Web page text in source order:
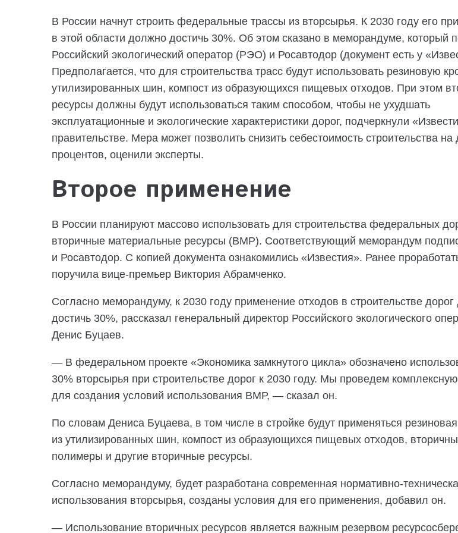
В России начнут строить федеральные трассы из вторсырья. К 2030 году его
в этой области должно достичь 30%. Об этом сказано в меморандуме, который
Российский экологический оператор (РЭО) и Росавтодор (документ есть у
Предполагается, что для строительства трасс будут использовать резиновую
утилизированных шин, компост из образующихся пищевых отходов. При этом
ресурсы должны будут использоваться таким способом, чтобы не ухудшать
эксплуатационные и экологические характеристики дорог, подчеркнули
правительстве. Мера может позволить снизить себестоимость строительства на
процентов, оценили эксперты.
Второе применение
В России планируют массово использовать для строительства федеральных
вторичные материальные ресурсы (ВМР). Соответствующий меморандум
и Росавтодор. С копией документа ознакомились «Известия». Ранее
поручила вице-премьер Виктория Абрамченко.
Согласно меморандуму, к 2030 году применение отходов в строительстве
достичь 30%, рассказал генеральный директор Российского экологического
Денис Буцаев.
— В федеральном проекте «Экономика замкнутого цикла» обозначено
30% вторсырья при строительстве дорог к 2030 году. Мы проведем
для создания условий использования ВМР, — сказал он.
По словам Дениса Буцаева, в том числе в стройке будут применяться
из утилизированных шин, компост из образующихся пищевых отходов,
полимеры и другие вторичные ресурсы.
Согласно меморандуму, будет разработана современная нормативно-
использования вторсырья, созданы условия для его применения, добавил он.
— Использование вторичных ресурсов является важным резервом